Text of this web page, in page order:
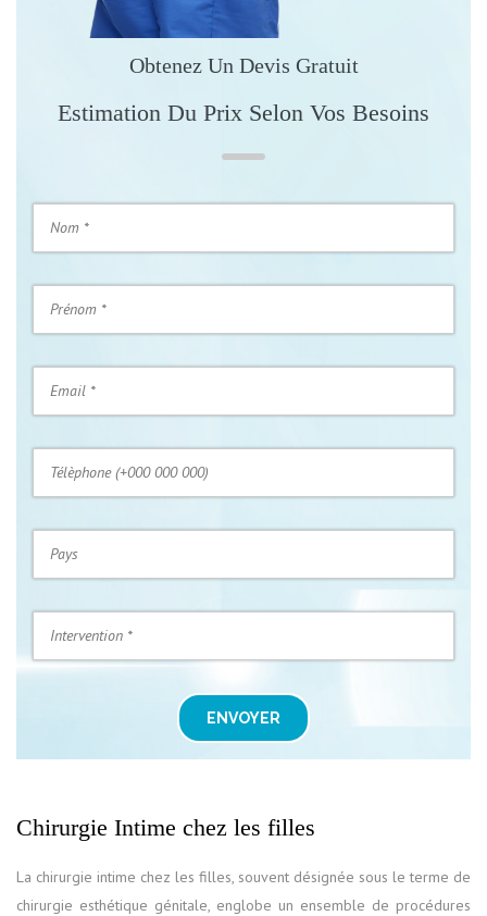
Obtenez Un Devis Gratuit
Estimation Du Prix Selon Vos Besoins
ENVOYER
Chirurgie Intime chez les filles
La chirurgie intime chez les filles, souvent désignée sous le terme de
chirurgie esthétique génitale, englobe un ensemble de procédures